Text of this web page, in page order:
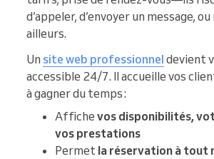
d’appeler, d’envoyer un message,
ailleurs.
Un site web professionnel devient
accessible 24/7. Il accueille vos
à gagner du temps :
Affiche vos disponibilités,
vos prestations
Permet la réservation à tout